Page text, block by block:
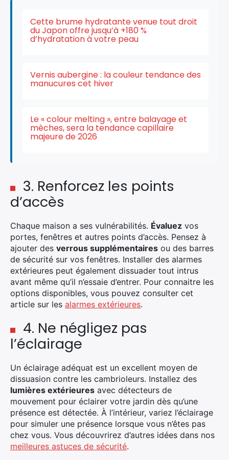
Cette brume hydratante venue tout droit
du Japon offre jusqu’à +180 %
d’hydratation à votre peau
Vernis aubergine : la couleur tendance des
manucures cet hiver
Le « colour melting », entre balayage et
mèches, sera la tendance capillaire
majeure de 2026
3. Renforcez les points
d’accès
Chaque maison a ses vulnérabilités. Évaluez vos
portes, fenêtres et autres points d’accès. Pensez à
ajouter des verrous supplémentaires ou des barres
de sécurité sur vos fenêtres. Installer des alarmes
extérieures peut également dissuader tout intrus
avant même qu’il n’essaie d’entrer. Pour connaitre les
options disponibles, vous pouvez consulter cet
article sur les alarmes extérieures.
4. Ne négligez pas
l’éclairage
Un éclairage adéquat est un excellent moyen de
dissuasion contre les cambrioleurs. Installez des
lumières extérieures avec détecteurs de
mouvement pour éclairer votre jardin dès qu’une
présence est détectée. À l’intérieur, variez l’éclairage
pour simuler une présence lorsque vous n’êtes pas
chez vous. Vous découvrirez d’autres idées dans nos
meilleures astuces de sécurité.
Rechercher